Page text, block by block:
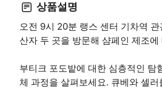
상품설명
오전 9시 20분 랭스 센터 기차역
산자 두 곳을 방문해 샴페인 제조
부티크 포도밭에 대한 심층적인 탐
체 과정을 살펴보세요. 큐베와 셀